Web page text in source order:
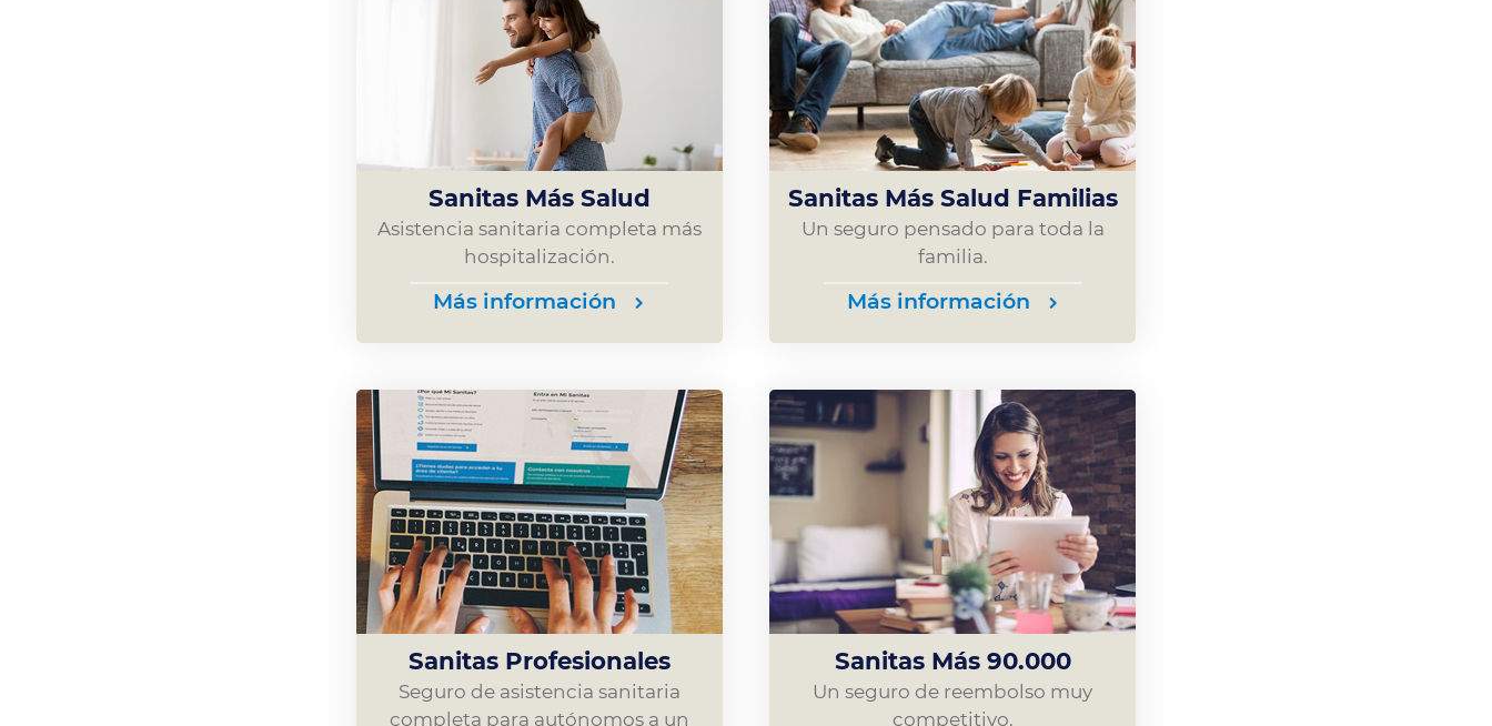
Sanitas Más Salud
Asistencia sanitaria completa más
hospitalización.
Más información
Sanitas Más Salud Familias
Un seguro pensado para toda la
familia.
Más información
Sanitas Profesionales
Seguro de asistencia sanitaria
completa para autónomos a un
Sanitas Más 90.000
Un seguro de reembolso muy
competitivo.